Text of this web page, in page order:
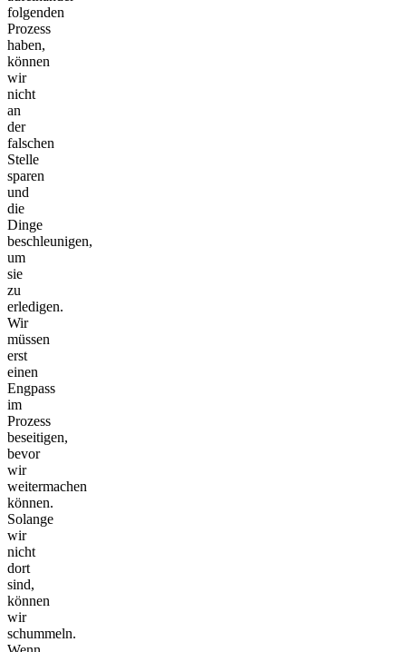
folgenden
Prozess
haben,
können
wir
nicht
an
der
falschen
Stelle
sparen
und
die
Dinge
beschleunigen,
um
sie
zu
erledigen.
Wir
müssen
erst
einen
Engpass
im
Prozess
beseitigen,
bevor
wir
weitermachen
können.
Solange
wir
nicht
dort
sind,
können
wir
schummeln.